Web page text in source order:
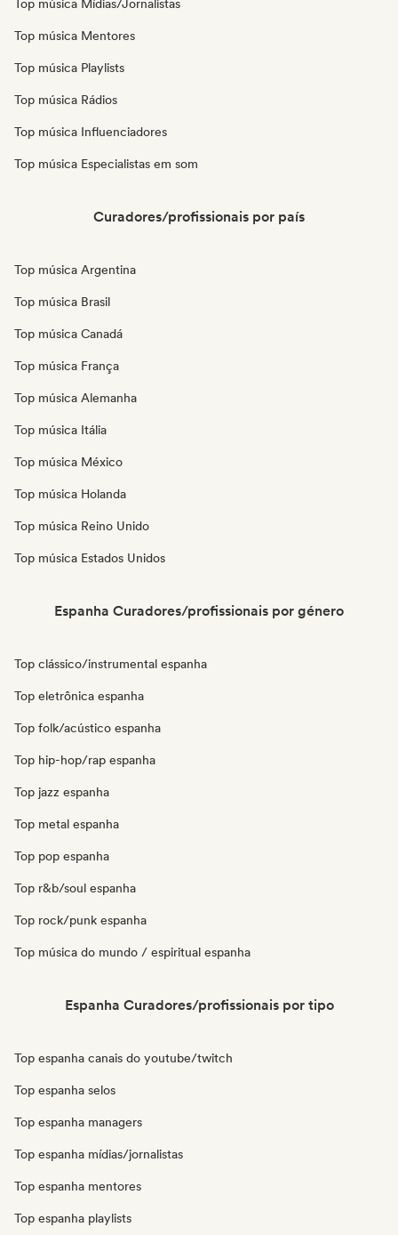
Top música Mídias/Jornalistas
Top música Mentores
Top música Playlists
Top música Rádios
Top música Influenciadores
Top música Especialistas em som
Curadores/profissionais por país
Top música Argentina
Top música Brasil
Top música Canadá
Top música França
Top música Alemanha
Top música Itália
Top música México
Top música Holanda
Top música Reino Unido
Top música Estados Unidos
Espanha Curadores/profissionais por género
Top clássico/instrumental espanha
Top eletrônica espanha
Top folk/acústico espanha
Top hip-hop/rap espanha
Top jazz espanha
Top metal espanha
Top pop espanha
Top r&b/soul espanha
Top rock/punk espanha
Top música do mundo / espiritual espanha
Espanha Curadores/profissionais por tipo
Top espanha canais do youtube/twitch
Top espanha selos
Top espanha managers
Top espanha mídias/jornalistas
Top espanha mentores
Top espanha playlists